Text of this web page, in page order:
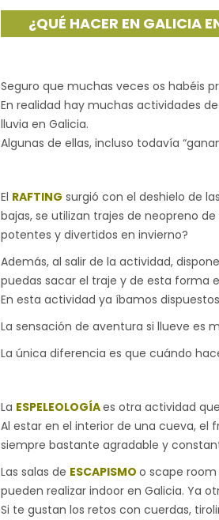
¿QUÉ HACER EN GALICIA
Seguro que muchas veces os habéis
En realidad hay muchas actividades
lluvia en Galicia.
Algunas de ellas, incluso todavía
El RAFTING surgió con el deshielo de
bajas, se utilizan trajes de neopreno
potentes y divertidos en invierno?
Además, al salir de la actividad,
puedas sacar el traje y de esta forma
En esta actividad ya íbamos
La sensación de aventura si llueve es
La única diferencia es que cuándo
La ESPELEOLOGÍAes otra actividad
Al estar en el interior de una cueva, el
siempre bastante agradable y
Las salas de ESCAPISMO o scape
pueden realizar indoor en Galicia. Ya
Si te gustan los retos con cuerdas,